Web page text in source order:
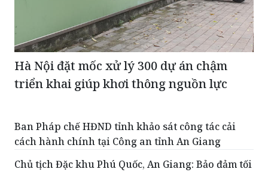
Hà Nội đặt mốc xử lý 300 dự án chậm
triển khai giúp khơi thông nguồn lực
Ban Pháp chế HĐND tỉnh khảo sát công tác cải
cách hành chính tại Công an tỉnh An Giang
Chủ tịch Đặc khu Phú Quốc, An Giang: Bảo đảm tối